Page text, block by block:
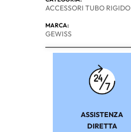
ACCESSORI TUBO RIGIDO
MARCA:
GEWISS
ASSISTENZA
DIRETTA